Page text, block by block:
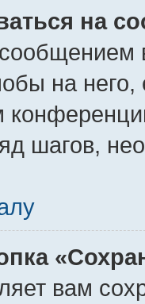
на
на
шагов,
вам